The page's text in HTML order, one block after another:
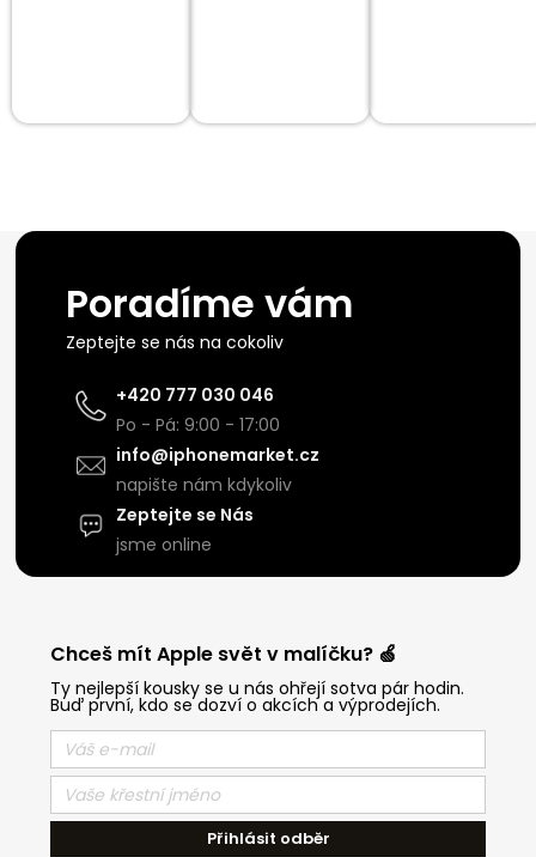
Poradíme vám
Zeptejte se nás na cokoliv
+420 777 030 046
Po - Pá: 9:00 - 17:00
info@iphonemarket.cz
napište nám kdykoliv
Zeptejte se Nás
jsme online
Chceš mít Apple svět v malíčku? 🍏
Ty nejlepší kousky se u nás ohřejí sotva pár hodin.
Buď první, kdo se dozví o akcích a výprodejích.
Přihlásit odběr